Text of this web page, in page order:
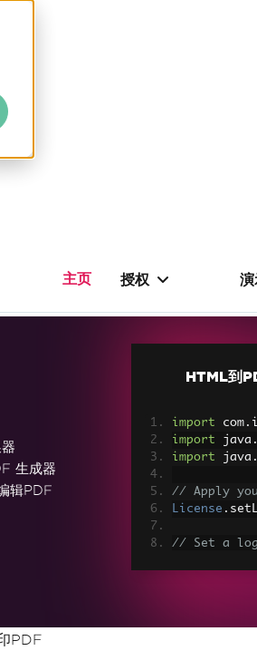
主页 授权 演
生成器
辑PDF
HTML到
import com .
import java .
import java .
// Apply
License .
// Set a
// Render
> Made
PDF